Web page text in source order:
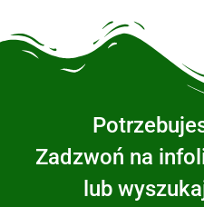
Zadzwoń na
lub